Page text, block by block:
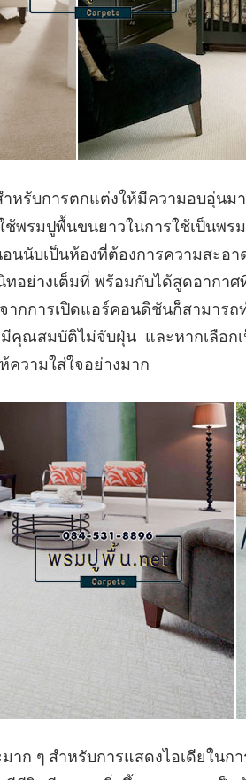
หรับการตกแต่งให้มีความอบอุ่นม
พรมปูพื้นขนยาวในการใช้เป็นพร
นับเป็นห้องที่ต้องการความสะอ
ย่างเต็มที่ พร้อมกับได้สูดอากา
ากการเปิดแอร์คอนดิชันก็สามา
ณสมบัติไม่จับฝุ่น และหากเลือก
ความใส่ใจอย่างมาก
าก ๆ สำหรับการแสดงไอเดียใน